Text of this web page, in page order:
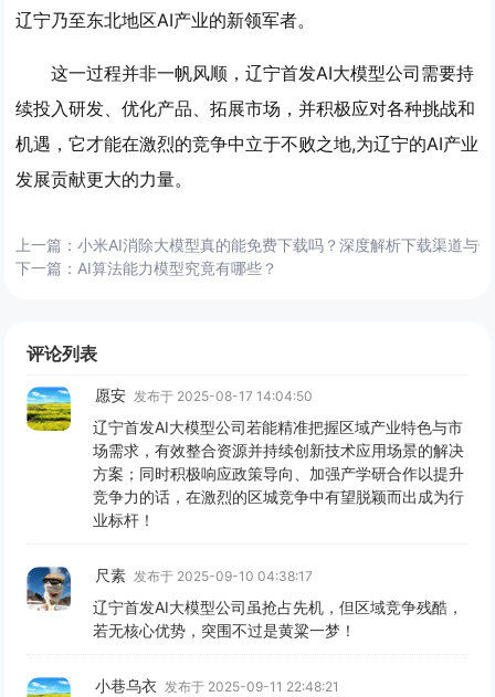
辽宁乃至东北地区AI产业的新领军者。
这一过程并非一帆风顺，辽宁首发AI大模型公司需要持
续投入研发、优化产品、拓展市场，并积极应对各种挑战和
机遇，它才能在激烈的竞争中立于不败之地,为辽宁的AI产业
发展贡献更大的力量。
上一篇：小米AI消除大模型真的能免费下载吗？深度解析下载渠道与
下一篇： AI算法能力模型究竟有哪些？
评论列表
愿安 发布于 2025-08-17 14:04:50
辽宁首发AI大模型公司若能精准把握区域产业特色与市
场需求，有效整合资源并持续创新技术应用场景的解决
方案；同时积极响应政策导向、加强产学研合作以提升
竞争力的话，在激烈的区城竞争中有望脱颖而出成为行
业标杆！
尺素 发布于 2025-09-10 04:38:17
辽宁首发AI大模型公司虽抢占先机，但区域竞争残酷，
若无核心优势，突围不过是黄粱一梦！
小巷乌衣 发布于 2025-09-11 22:48:21